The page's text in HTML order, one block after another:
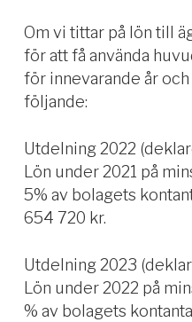
Om vi tittar på lön till
för att få använda
för innevarande år
följande:
Utdelning 2022
Lön under 2021 på
5% av bolagets
654 720 kr.
Utdelning 2023
Lön under 2022 på
% av bolagets